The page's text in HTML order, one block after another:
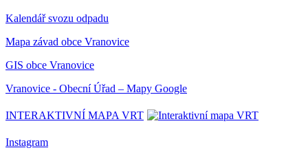
Kalendář svozu odpadu
Mapa závad obce Vranovice
GIS obce Vranovice
Vranovice - Obecní Úřad – Mapy Google
INTERAKTIVNÍ MAPA VRT
Instagram